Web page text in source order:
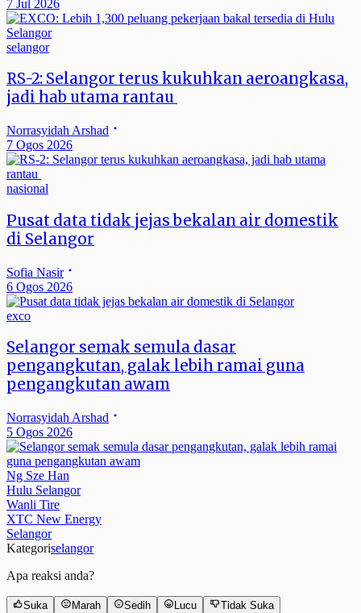
7 Jul 2026
selangor
RS-2: Selangor terus kukuhkan aeroangkasa,
jadi hab utama rantau
Norrasyidah Arshad
7 Ogos 2026
nasional
Pusat data tidak jejas bekalan air domestik
di Selangor
Sofia Nasir
6 Ogos 2026
exco
Selangor semak semula dasar
pengangkutan, galak lebih ramai guna
pengangkutan awam
Norrasyidah Arshad
5 Ogos 2026
Ng Sze Han
Hulu Selangor
Wanli Tire
XTC New Energy
Selangor
Kategoriselangor
Apa reaksi anda?
Suka Marah Sedih Lucu Tidak Suka